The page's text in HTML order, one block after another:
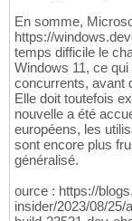
En somme,
https://
temps difficile le
Windows 11, ce
concurrents, avant
Elle doit toutefois
nouvelle a été
européens, les
sont encore plus
généralisé.
ource : https://
insider/2023/08/